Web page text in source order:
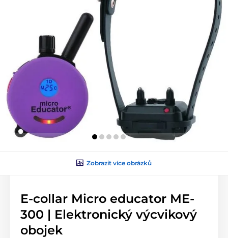
Zobrazit více obrázků
E-collar Micro educator ME-
300 | Elektronický výcvikový
obojek